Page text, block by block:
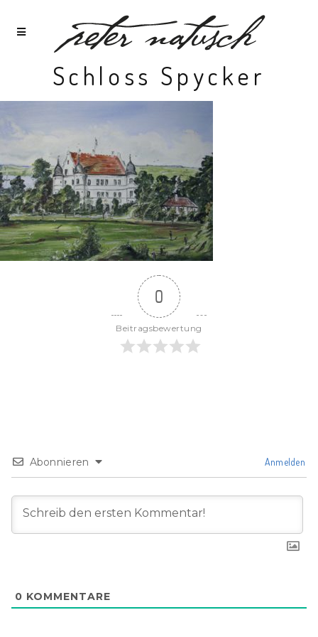
Schloss Spycker
0
Beitragsbewertung
Abonnieren Anmelden
0 KOMMENTARE